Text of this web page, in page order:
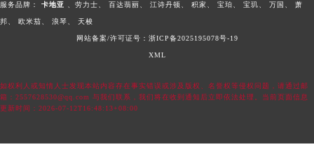
服务品牌： 卡地亚 、劳力士、 百达翡丽、 江诗丹顿、 积家、 宝珀、 宝玑、 万国、 萧
邦、 欧米茄、 浪琴、 天梭
网站备案/许可证号：浙ICP备2025195078号-19
XML
如权利人或知情人士发现本站内容存在事实错误或涉及版权、名誉权等侵权问题，请通过邮
箱：2557628530@qq.com 与我们联系，我们将在收到通知后立即依法处理。当前页面信息
更新时间：2026-07-12T16:48:13+08:00